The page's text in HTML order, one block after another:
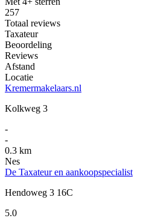
257
Totaal reviews
Taxateur
Beoordeling
Reviews
Afstand
Locatie
Kremermakelaars.nl
Kolkweg 3
-
-
0.3 km
Nes
De Taxateur en aankoopspecialist
Hendoweg 3 16C
5.0